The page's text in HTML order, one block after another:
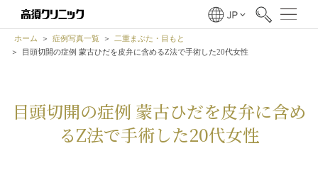
ホーム 症例写真一覧
二重まぶた・目もと
目頭切開の症例 蒙古ひだを皮弁に含めるZ法で手術した20代女性
目頭切開の症例 蒙古ひだを皮弁に含め
るZ法で手術した20代女性